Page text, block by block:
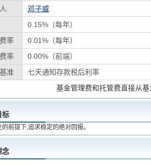
邓子威
0.15%（每年）
率
0.01%（每年）
率
0.00%（前端）
准
七天通知存款税后利率
基金管理费和托管费直接从
标
前提下,追求稳定的绝对回报。
念